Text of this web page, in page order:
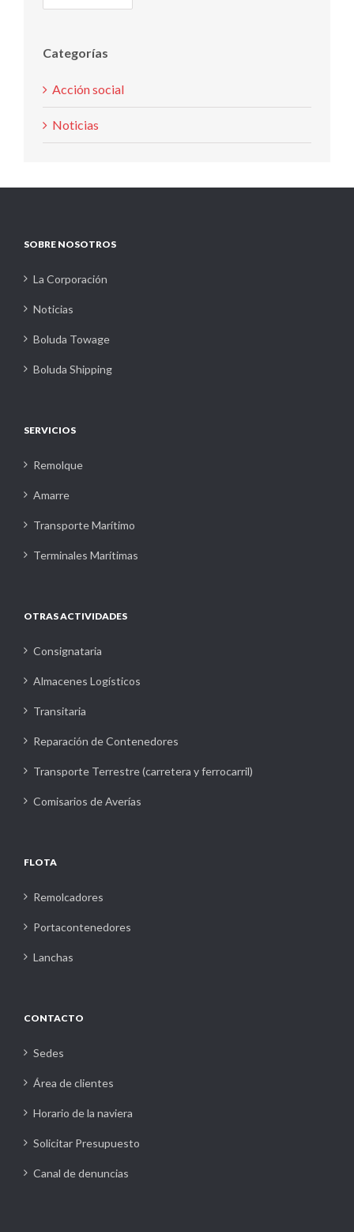
Categorías
Acción social
Noticias
SOBRE NOSOTROS
La Corporación
Noticias
Boluda Towage
Boluda Shipping
SERVICIOS
Remolque
Amarre
Transporte Marítimo
Terminales Marítimas
OTRAS ACTIVIDADES
Consignataria
Almacenes Logísticos
Transitaria
Reparación de Contenedores
Transporte Terrestre (carretera y ferrocarril)
Comisarios de Averías
FLOTA
Remolcadores
Portacontenedores
Lanchas
CONTACTO
Sedes
Área de clientes
Horario de la naviera
Solicitar Presupuesto
Canal de denuncias